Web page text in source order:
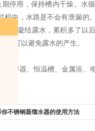
停用，保持槽内干燥。水
中，水路是不会有泄漏的
易凝结露水，累积多了以
可以避免露水的产生。
拌器、恒温槽、金属浴、
你不锈钢蒸馏水器的使用方法